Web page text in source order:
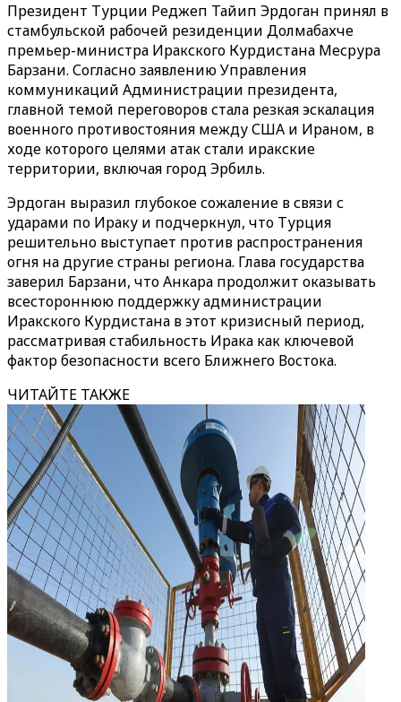
Президент Турции Реджеп Тайип Эрдоган принял в
стамбульской рабочей резиденции Долмабахче
премьер-министра Иракского Курдистана Месрура
Барзани. Согласно заявлению Управления
коммуникаций Администрации президента,
главной темой переговоров стала резкая эскалация
военного противостояния между США и Ираном, в
ходе которого целями атак стали иракские
территории, включая город Эрбиль.
Эрдоган выразил глубокое сожаление в связи с
ударами по Ираку и подчеркнул, что Турция
решительно выступает против распространения
огня на другие страны региона. Глава государства
заверил Барзани, что Анкара продолжит оказывать
всестороннюю поддержку администрации
Иракского Курдистана в этот кризисный период,
рассматривая стабильность Ирака как ключевой
фактор безопасности всего Ближнего Востока.
ЧИТАЙТЕ ТАКЖЕ